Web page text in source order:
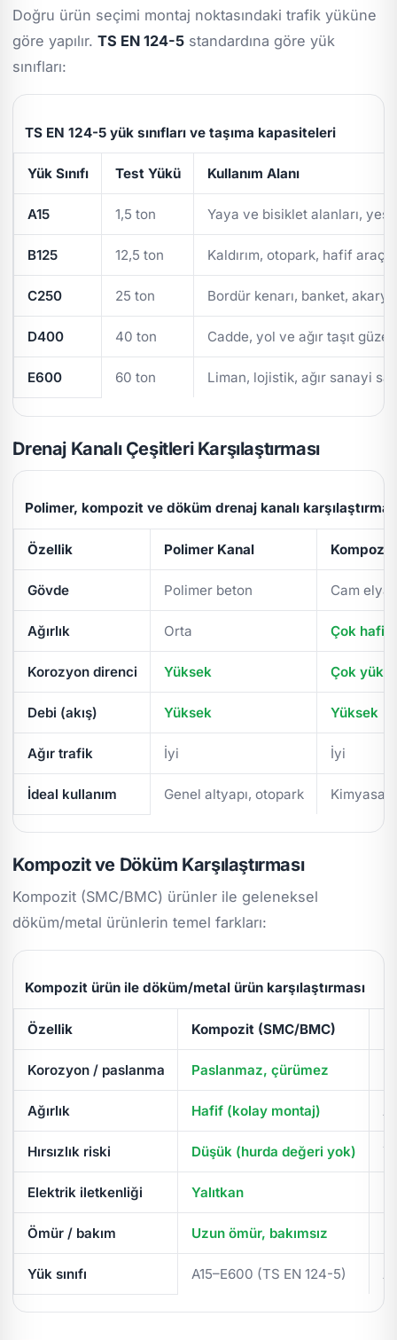
Doğru ürün seçimi montaj noktasındaki trafik yüküne
göre yapılır.TS EN 124-5 standardına göre yük
sınıfları:
TS EN 124-5 yük sınıfları ve taşıma kapasiteleri
Yük Sınıfı Test Yükü Kullanım Alanı
A15 1,5 ton Yaya ve bisiklet alanları,
B125 12,5 ton Kaldırım, otopark, hafif araç
C250 25 ton Bordür kenarı, banket,
D400 40 ton Cadde, yol ve ağır taşıt
E600 60 ton Liman, lojistik, ağır sanayi
Drenaj Kanalı Çeşitleri Karşılaştırması
Polimer, kompozit ve döküm drenaj kanalı
Özellik Polimer Kanal Kompozit
Gövde Polimer beton Cam
Ağırlık Orta Çok hafif
Korozyon direnci Yüksek Çok
Debi (akış) Yüksek Yüksek
Ağır trafik İyi İyi
İdeal kullanım Genel altyapı, otopark
Kompozit ve Döküm Karşılaştırması
Kompozit (SMC/BMC) ürünler ile geleneksel
döküm/metal ürünlerin temel farkları:
Kompozit ürün ile döküm/metal ürün karşılaştırması
Özellik Kompozit (SMC/BMC)
Korozyon / paslanma Paslanmaz, çürümez
Ağırlık Hafif (kolay montaj)
Hırsızlık riski Düşük (hurda değeri yok)
Elektrik iletkenliği Yalıtkan
Ömür / bakım Uzun ömür, bakımsız
Yük sınıfı A15–E600 (TS EN 124-5)